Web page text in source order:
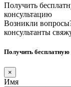
Получить
консультацию
Возникли
консультанты
Получить
×
Имя